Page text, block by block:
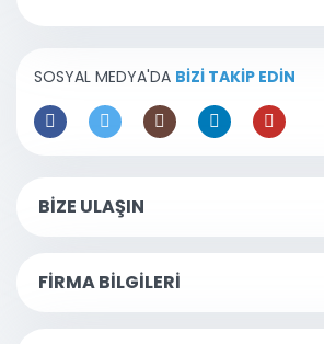
SOSYAL MEDYA'DA BİZİ TAKİP EDİN
BİZE ULAŞIN
FİRMA BİLGİLERİ